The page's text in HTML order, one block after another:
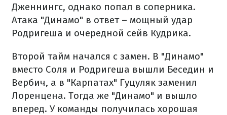
Дженнингс, однако попал в соперника.
Атака "Динамо" в ответ – мощный удар
Родригеша и очередной сейв Кудрика.
Второй тайм начался с замен. В "Динамо"
вместо Соля и Родригеша вышли Беседин и
Вербич, а в "Карпатах" Гуцуляк заменил
Лоренцена. Тогда же "Динамо" и вышло
вперед. У команды получилась хорошая